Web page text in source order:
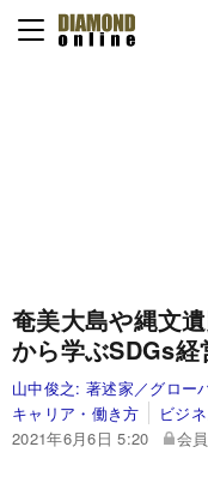
奄美大島や縄文
から学ぶSDGs経
山中俊之: 著述家／グロー
キャリア・働き方
ビジ
2021年6月6日 5:20
会